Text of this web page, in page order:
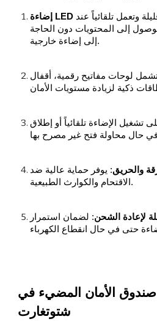
وتعمل تلقائياً عند
إلى المحتويات دون الحاجة
إلى إضاءة خارجية.
لوحات مفاتيح رقمية، أقفال
تشغيل الإضاءة تلقائياً أو إطلاق
والحريق: يوفر حماية عالية ضد
الاقتحام والكوارث الطبيعية.
لإعادة الشحن: لضمان استمرار
الأمان المضيء في
شتوتغارت